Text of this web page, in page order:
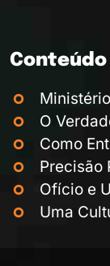
Conteúdo
O
Como
Precisão
Ofício e
Uma